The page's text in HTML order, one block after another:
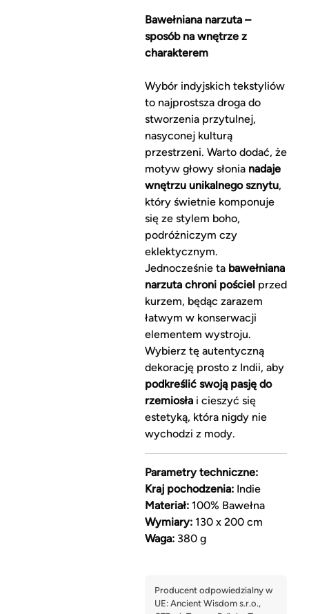
Bawełniana narzuta –
sposób na wnętrze z
charakterem
Wybór indyjskich tekstyliów
to najprostsza droga do
stworzenia przytulnej,
nasyconej kulturą
przestrzeni. Warto dodać, że
motyw głowy słonia nadaje
wnętrzu unikalnego sznytu,
który świetnie komponuje
się ze stylem boho,
podróżniczym czy
eklektycznym.
Jednocześnie ta bawełniana
narzuta chroni pościel przed
kurzem, będąc zarazem
łatwym w konserwacji
elementem wystroju.
Wybierz tę autentyczną
dekorację prosto z Indii, aby
podkreślić swoją pasję do
rzemiosłai cieszyć się
estetyką, która nigdy nie
wychodzi z mody.
Parametry techniczne:
Kraj pochodzenia:Indie
Materiał:100% Bawełna
Wymiary:130 x 200 cm
Waga:380 g